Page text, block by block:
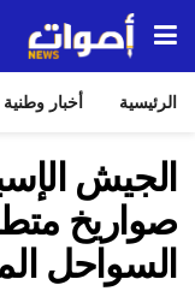
الرئيسية أخبار وطنية
الجيش
صواريخ
السواحل